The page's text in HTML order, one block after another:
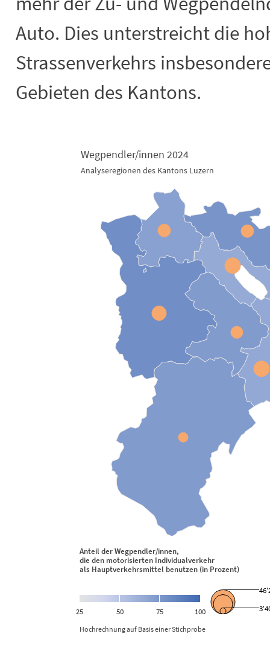
Auto. Dies unterstreicht die
Strassenverkehrs
Gebieten des Kantons.
Wegpendler/innen 2024
Map of unspecified region with 3 data series.
Analyseregionen des Kantons Luzern
View as data table, Wegpendler/innen 2024
Hochrechnung auf Basis einer Stichprobe
Wegpendler/innen 2024
Analyseregionen des Kantons Luzern
25 50 75 100
Anteil der Wegpendler/innen,
die den motorisierten Individualverkehr
als Hauptverkehrsmittel benutzen (in Prozent)